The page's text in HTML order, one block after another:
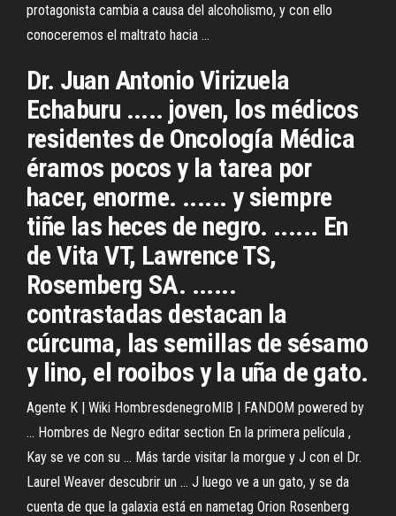
protagonista cambia a causa del alcoholismo, y con ello
conoceremos el maltrato hacia ...
Dr. Juan Antonio Virizuela
Echaburu ..... joven, los médicos
residentes de Oncología Médica
éramos pocos y la tarea por
hacer, enorme. ...... y siempre
tiñe las heces de negro. ...... En
de Vita VT, Lawrence TS,
Rosemberg SA. ......
contrastadas destacan la
cúrcuma, las semillas de sésamo
y lino, el rooibos y la uña de gato.
Agente K | Wiki HombresdenegroMIB | FANDOM powered by
... Hombres de Negro editar section En la primera película ,
Kay se ve con su ... Más tarde visitar la morgue y J con el Dr.
Laurel Weaver descubrir un ... J luego ve a un gato, y se da
cuenta de que la galaxia está en nametag Orion Rosenberg